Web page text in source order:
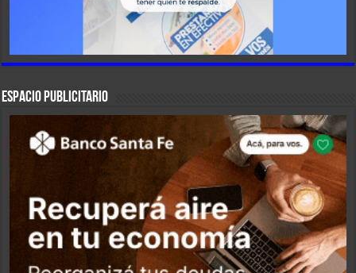
ESPACIO PUBLICITARIO